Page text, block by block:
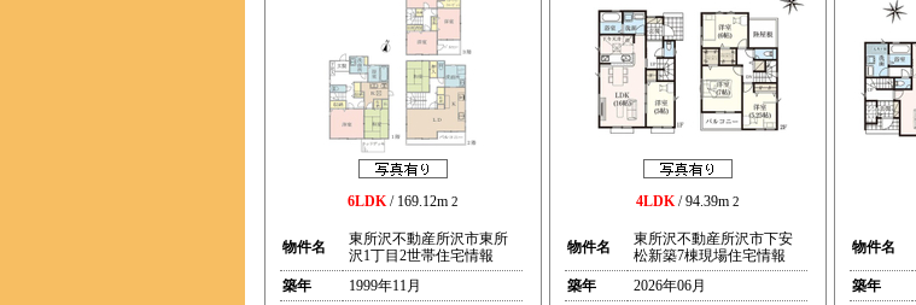
6LDK/ 169.12m 2
物件名
東所沢不動産所沢市東所
沢1丁目2世帯住宅情報
築年
1999年11月
4LDK/ 94.39m 2
物件名
東所沢不動産所沢市下安
松新築7棟現場住宅情報
築年
2026年06月
物件名
築年